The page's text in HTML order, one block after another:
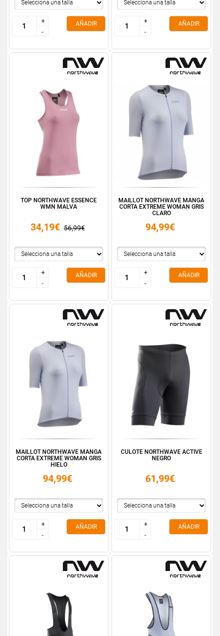
+
-
+
-
AÑADIR
+
-
+
-
AÑADIR
TOP NORTHWAVE ESSENCE
WMN MALVA
34,19€ 56,99€
+
-
+
-
AÑADIR
MAILLOT NORTHWAVE MANGA
CORTA EXTREME WOMAN GRIS
CLARO
94,99€
+
-
+
-
AÑADIR
MAILLOT NORTHWAVE MANGA
CORTA EXTREME WOMAN GRIS
HIELO
94,99€
+
-
+
-
AÑADIR
CULOTE NORTHWAVE ACTIVE
NEGRO
61,99€
+
-
+
-
AÑADIR